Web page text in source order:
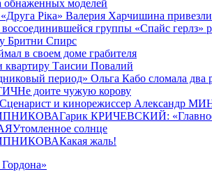
обнаженных моделей
Рiка» Валерия Харчишина
группы «Спайс герлз»
Бритни Спирс
в своем доме грабителя
квартиру Таисии Повалий
период» Ольга Кабо сломала два
Не доите чужую корову
Сценарист и кинорежиссер Александр
Гарик КРИЧЕВСКИЙ: «Главное
Утомленное солнце
Какая жаль!